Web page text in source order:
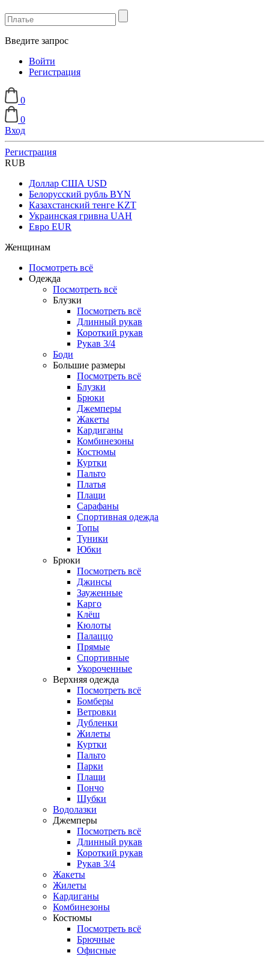
Введите запрос
Войти
Регистрация
0
0
Вход
Регистрация
RUB
Доллар США USD
Белорусский рубль BYN
Казахстанский тенге KZT
Украинская гривна UAH
Евро EUR
Женщинам
Посмотреть всё
Одежда
Посмотреть всё
Блузки
Посмотреть всё
Длинный рукав
Короткий рукав
Рукав 3/4
Боди
Большие размеры
Посмотреть всё
Блузки
Брюки
Джемперы
Жакеты
Кардиганы
Комбинезоны
Костюмы
Куртки
Пальто
Платья
Плащи
Сарафаны
Спортивная одежда
Топы
Туники
Юбки
Брюки
Посмотреть всё
Джинсы
Зауженные
Карго
Клёш
Кюлоты
Палаццо
Прямые
Спортивные
Укороченные
Верхняя одежда
Посмотреть всё
Бомберы
Ветровки
Дубленки
Жилеты
Куртки
Пальто
Парки
Плащи
Пончо
Шубки
Водолазки
Джемперы
Посмотреть всё
Длинный рукав
Короткий рукав
Рукав 3/4
Жакеты
Жилеты
Кардиганы
Комбинезоны
Костюмы
Посмотреть всё
Брючные
Офисные